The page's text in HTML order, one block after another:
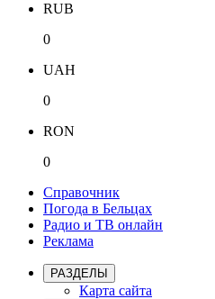
RUB
0
UAH
0
RON
0
Справочник
Погода в Бельцах
Радио и ТВ онлайн
Реклама
РАЗДЕЛЫ
Карта сайта